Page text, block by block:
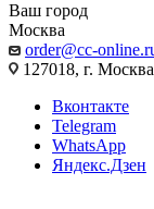
Ваш город
Москва
order@cc-
127018, г.
Вконтакте
Telegram
WhatsApp
Яндекс.Дзен